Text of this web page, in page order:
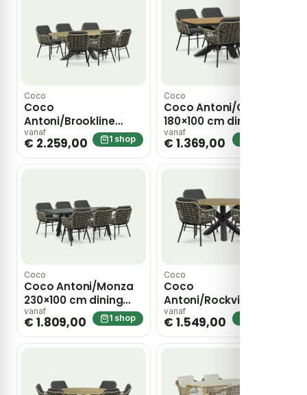
Coco
Coco
Antoni/Brookline
240×120 cm dining
tuinset 7-delig –
Grijs-antraciet
vanaf
€ 2.259,00 1 shop
Coco
Coco Antoni/Camila
180×100 cm dining
tuinset 5-delig –
Grijs-antraciet
vanaf
€ 1.369,00
Coco
Coco Antoni/Monza
230×100 cm dining
tuinset 7-delig –
Grijs-antraciet
vanaf
€ 1.809,00 1 shop
Coco
Coco
Antoni/Rockville 120
cm dining tuinset 5-
delig – Grijs-
antraciet
vanaf
€ 1.549,00